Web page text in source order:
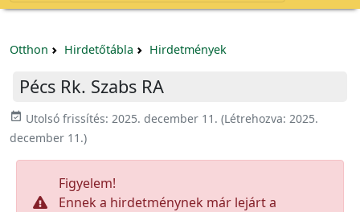
Otthon Hirdetőtábla Hirdetmények
Pécs Rk. Szabs RA
event_available Utolsó frissítés: 2025. december 11. (Létrehozva: 2025.
december 11.)
Figyelem!
Ennek a hirdetménynek már lejárt a